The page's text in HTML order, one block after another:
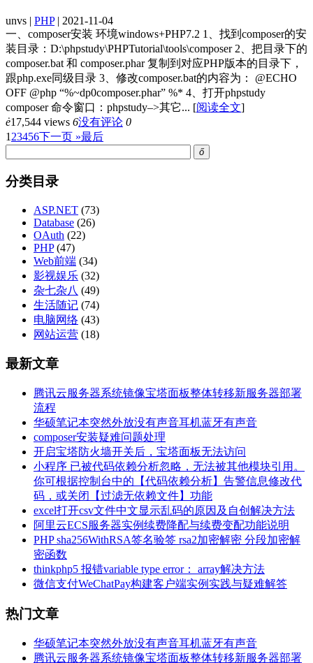
unvs | PHP| 2021-11-04
一、composer安装 环境windows+PHP7.2 1、找到composer的安
装目录：D:\phpstudy\PHPTutorial\tools\composer 2、把目录下的
composer.bat 和 composer.phar 复制到对应PHP版本的目录下，
跟php.exe同级目录 3、修改composer.bat的内容为： @ECHO
OFF @php “%~dp0composer.phar” %* 4、打开phpstudy
composer 命令窗口：phpstudy–>其它... [阅读全文]
ė17,544 views 6没有评论 0
1 23456下一页 »最后
ő
分类目录
ASP.NET (73)
Database (26)
OAuth (22)
PHP(47)
Web前端 (34)
影视娱乐 (32)
杂七杂八 (49)
生活随记 (74)
电脑网络 (43)
网站运营 (18)
最新文章
腾讯云服务器系统镜像宝塔面板整体转移新服务器部署
流程
华硕笔记本突然外放没有声音耳机蓝牙有声音
composer安装疑难问题处理
开启宝塔防火墙开关后，宝塔面板无法访问
小程序 已被代码依赖分析忽略，无法被其他模块引用。
你可根据控制台中的【代码依赖分析】告警信息修改代
码，或关闭【过滤无依赖文件】功能
excel打开csv文件中文显示乱码的原因及自创解决方法
阿里云ECS服务器实例续费降配与续费变配功能说明
PHP sha256WithRSA签名验签 rsa2加密解密 分段加密解
密函数
thinkphp5 报错variable type error： array解决方法
微信支付WeChatPay构建客户端实例实践与疑难解答
热门文章
华硕笔记本突然外放没有声音耳机蓝牙有声音
腾讯云服务器系统镜像宝塔面板整体转移新服务器部署